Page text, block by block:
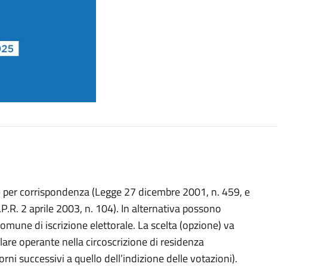
corrispondenza (Legge 27 dicembre 2001, n. 459, e
2 aprile 2003, n. 104). In alternativa possono
di iscrizione elettorale. La scelta (opzione) va
operante nella circoscrizione di residenza
successivi a quello dell’indizione delle votazioni).